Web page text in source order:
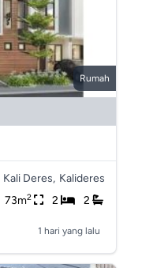
Rumah
Kali Deres, Kalideres
73m2 2 2
1 hari yang lalu